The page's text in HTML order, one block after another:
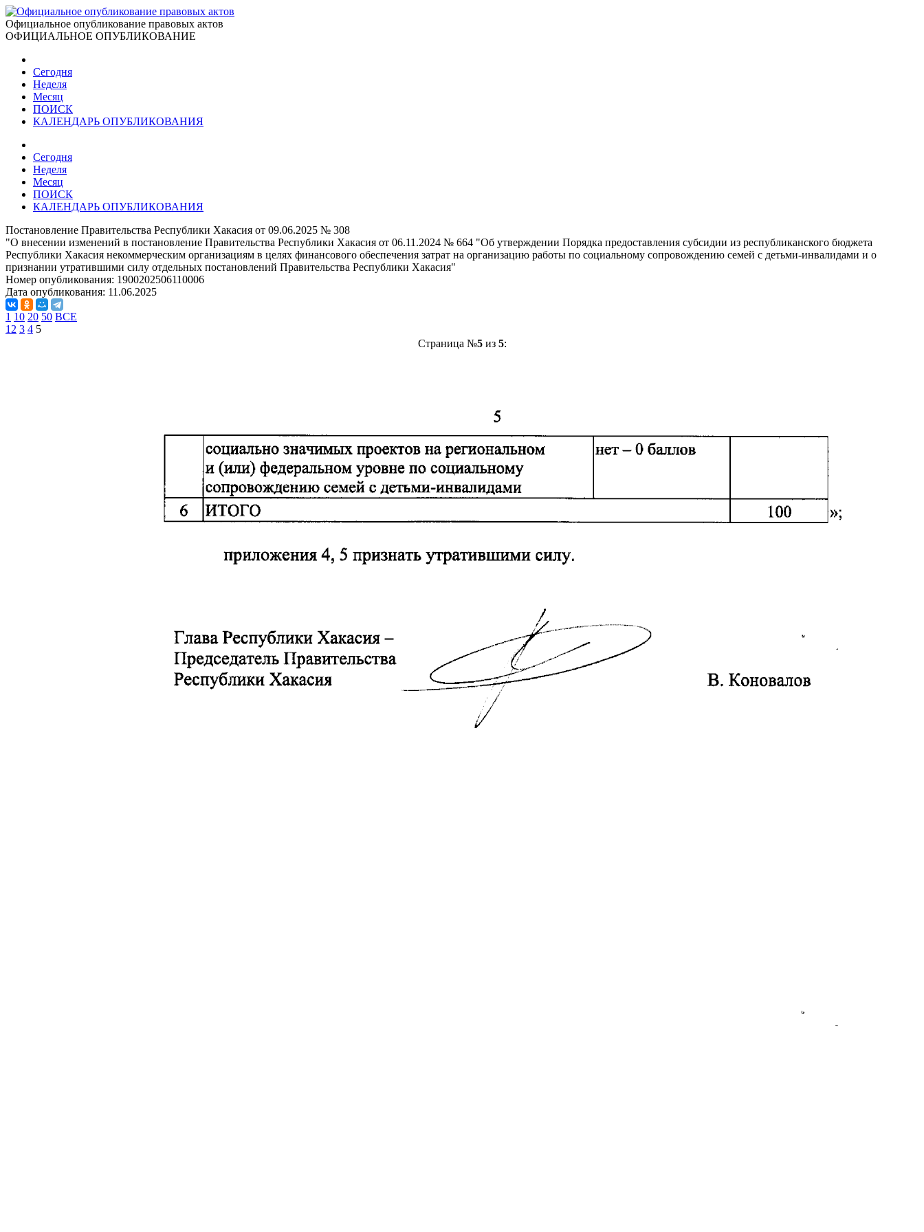
Официальное опубликование правовых актов
ОФИЦИАЛЬНОЕ ОПУБЛИКОВАНИЕ
Сегодня
Неделя
Месяц
ПОИСК
КАЛЕНДАРЬ ОПУБЛИКОВАНИЯ
Сегодня
Неделя
Месяц
ПОИСК
КАЛЕНДАРЬ ОПУБЛИКОВАНИЯ
Постановление Правительства Республики Хакасия от 09.06.2025 № 308
"О внесении изменений в постановление Правительства Республики Хакасия от 06.11.2024 № 664 "Об утверждении Порядка предоставления субсидии из республиканского бюджета
Республики Хакасия некоммерческим организациям в целях финансового обеспечения затрат на организацию работы по социальному сопровождению семей с детьми-инвалидами и о
признании утратившими силу отдельных постановлений Правительства Республики Хакасия"
Номер опубликования: 1900202506110006
Дата опубликования: 11.06.2025
1 10 20 50 ВСЕ
1 2 3 4 5
Страница №5из 5: